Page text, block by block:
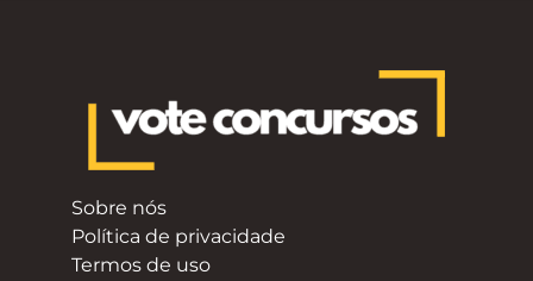
Sobre nós
Política de privacidade
Termos de uso